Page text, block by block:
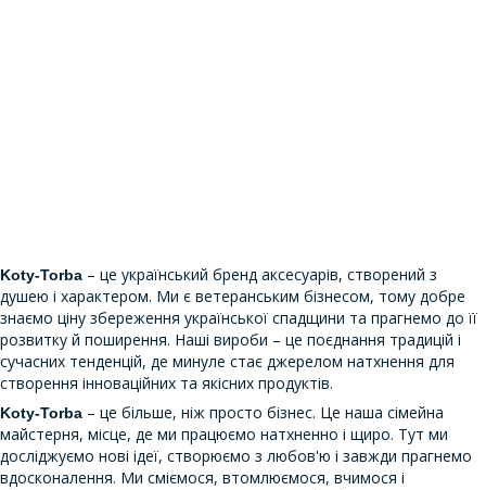
Koty-Torba – це український бренд аксесуарів, створений з
душею і характером. Ми є ветеранським бізнесом, тому добре
знаємо ціну збереження української спадщини та прагнемо до її
розвитку й поширення. Наші вироби – це поєднання традицій і
сучасних тенденцій, де минуле стає джерелом натхнення для
створення інноваційних та якісних продуктів.
Koty-Torba – це більше, ніж просто бізнес. Це наша сімейна
майстерня, місце, де ми працюємо натхненно і щиро. Тут ми
досліджуємо нові ідеї, створюємо з любов'ю і завжди прагнемо
вдосконалення. Ми сміємося, втомлюємося, вчимося і